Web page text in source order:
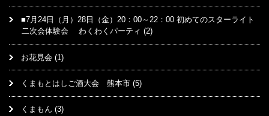
■7月24日（月）28日（金）20：00～22：00 初めてのスターライト
二次会体験会 わくわくパーティ (2)
お花見会 (1)
くまもとはしご酒大会 熊本市 (5)
くまもん (3)